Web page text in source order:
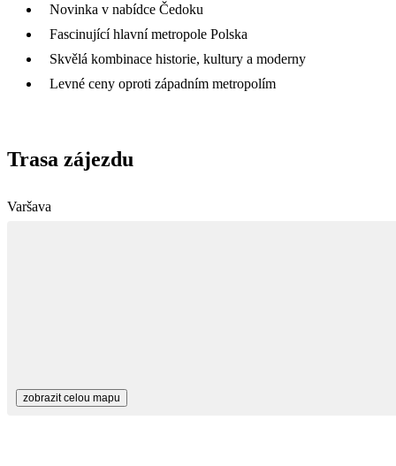
Novinka v nabídce Čedoku
Fascinující hlavní metropole Polska
Skvělá kombinace historie, kultury a moderny
Levné ceny oproti západním metropolím
Trasa zájezdu
Varšava
zobrazit celou mapu